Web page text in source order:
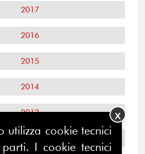
2017
2016
2015
2014
2013
2012
utilizza cookie tecnici
I cookie tecnici
X